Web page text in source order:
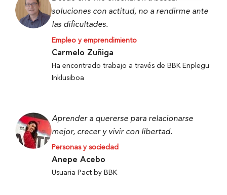
soluciones con actitud, no a rendirme ante
las dificultades.
Empleo y emprendimiento
Carmelo Zuñiga
Ha encontrado trabajo a través de BBK Enplegu
Inklusiboa
Aprender a quererse para relacionarse
mejor, crecer y vivir con libertad.
Personas y sociedad
Anepe Acebo
Usuaria Pact by BBK